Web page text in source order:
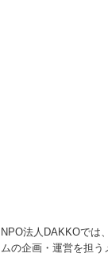
NPO法人DAKKOでは
ムの企画・運営を担う